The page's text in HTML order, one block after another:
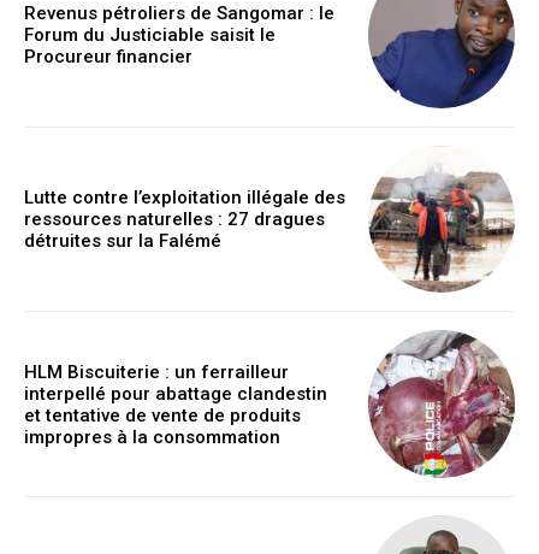
Revenus pétroliers de Sangomar : le
Forum du Justiciable saisit le
Procureur financier
Lutte contre l’exploitation illégale des
ressources naturelles : 27 dragues
détruites sur la Falémé
HLM Biscuiterie : un ferrailleur
interpellé pour abattage clandestin
et tentative de vente de produits
impropres à la consommation